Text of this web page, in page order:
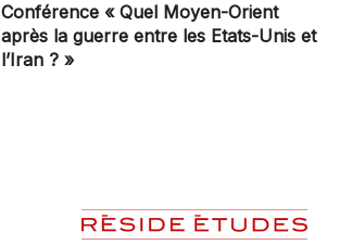
Conférence « Quel Moyen-Orient
après la guerre entre les Etats-Unis et
l’Iran ? »